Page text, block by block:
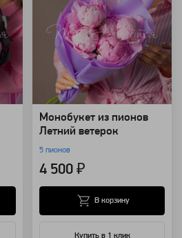
Монобукет из пионов
Летний ветерок
5 пионов
4 500 ₽
Купить в 1 клик
В корзину